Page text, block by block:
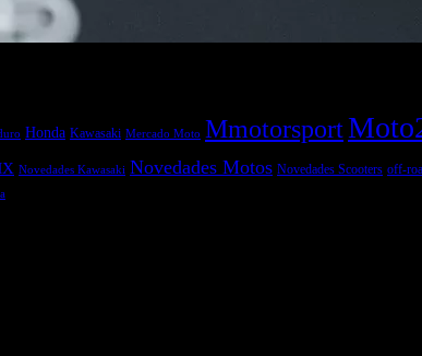
Honda Kawasaki Mercado Moto Mmotorsport
Novedades Kawasaki Novedades Motos Novedades Scooters off-